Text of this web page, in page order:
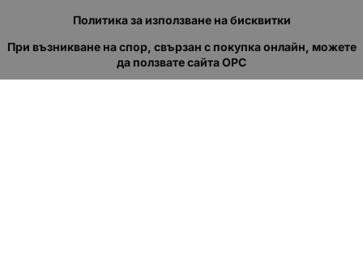
Политика за използване на бисквитки
При възникване на спор, свързан с покупка онлайн, можете
да ползвате сайта ОРС